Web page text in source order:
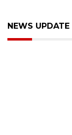
NEWS UPDATE